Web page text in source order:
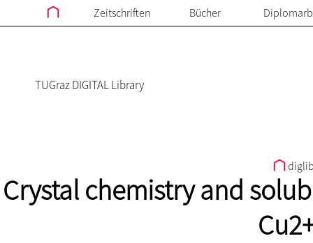
Zeitschriften Bücher
TUGraz DIGITAL Library
Crystal chemistry and